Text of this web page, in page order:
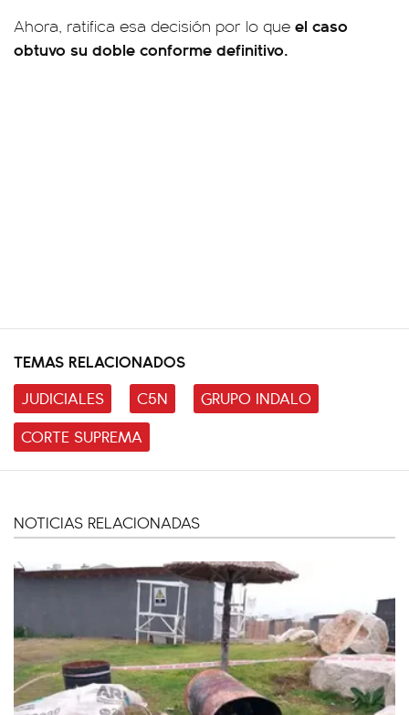
Ahora, ratifica esa decisión por lo que el caso
obtuvo su doble conforme definitivo.
TEMAS RELACIONADOS
JUDICIALES
C5N
GRUPO INDALO
CORTE SUPREMA
NOTICIAS RELACIONADAS